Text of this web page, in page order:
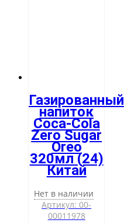
Газированный
напиток
Coca-Cola
Zero Sugar
Oreo
320мл (24)
Китай
Нет в наличии
Артикул: 00-
00011978